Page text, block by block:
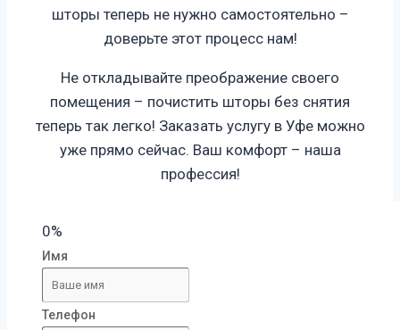
шторы теперь не нужно самостоятельно –
доверьте этот процесс нам!
Не откладывайте преображение своего
помещения – почистить шторы без снятия
теперь так легко! Заказать услугу в Уфе можно
уже прямо сейчас. Ваш комфорт – наша
профессия!
0%
Имя
Телефон